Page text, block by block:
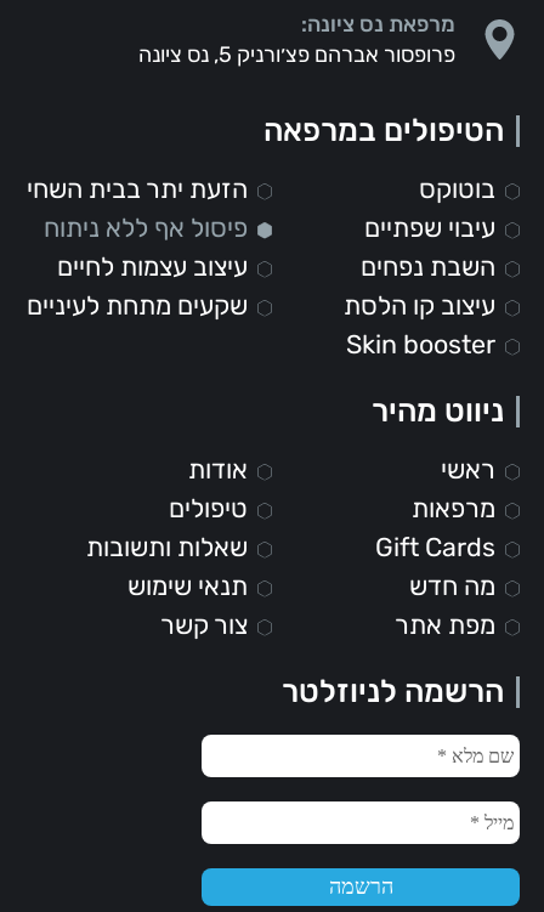
מרפאת נס ציונה:
פרופסור אברהם פצ׳ורניק 5, נס ציונה
הטיפולים במרפאה
בוטוקס
הזעת יתר בבית השחי
עיבוי שפתיים
פיסול אף ללא ניתוח
השבת נפחים
עיצוב עצמות לחיים
עיצוב קו הלסת
שקעים מתחת לעיניים
Skin booster
ניווט מהיר
ראשי
אודות
מרפאות
טיפולים
Gift Cards
שאלות ותשובות
מה חדש
תנאי שימוש
מפת אתר
צור קשר
הרשמה לניוזלטר